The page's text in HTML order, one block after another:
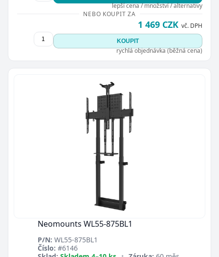
lepší cena / množství / alternativy
NEBO KOUPIT ZA
1 469 CZK vč. DPH
KOUPIT
rychlá objednávka (běžná cena)
Neomounts WL55-875BL1
P/N: WL55-875BL1
Číslo: #6146